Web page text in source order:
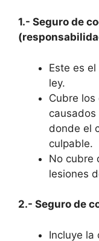
1.- Seguro de
Este es
ley.
Cubre los
donde el
culpable.
No cubre
lesiones
2.- Seguro de
Incluye la